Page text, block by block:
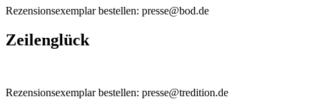
Rezensionsexemplar bestellen: presse@bod.de
Zeilenglück
Rezensionsexemplar bestellen: presse@tredition.de